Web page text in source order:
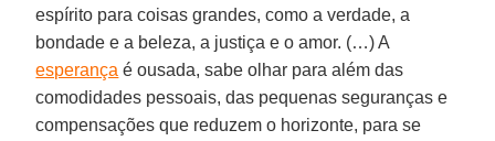
espírito para coisas grandes, como a verdade, a
bondade e a beleza, a justiça e o amor. (…) A
esperança é ousada, sabe olhar para além das
comodidades pessoais, das pequenas seguranças e
compensações que reduzem o horizonte, para se